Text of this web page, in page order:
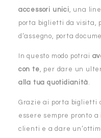
accessori unici, una
porta biglietti da visita,
d’assegno, porta
In questo modo potrai
con te, per dare un
alla tua quotidianità.
Grazie ai porta biglietti
essere sempre pronto
clienti e a dare